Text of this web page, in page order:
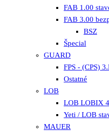
FAB 1.00
FAB 3.00
BSZ
Špecial
GUARD
FPS - (CPS)
Ostatné
LOB
LOB LOBIX
Yeti / LOB
MAUER